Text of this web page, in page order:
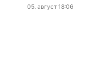
05. август 18:06